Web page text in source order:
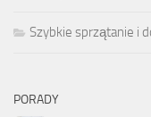
Szybkie sprzątanie i
PORADY